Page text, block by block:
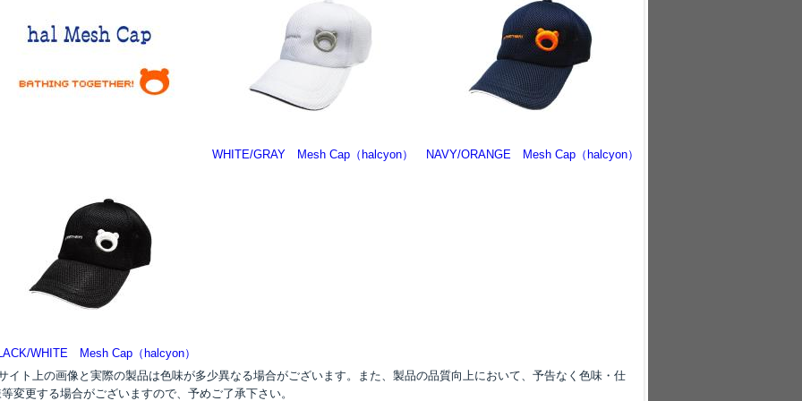
WHITE/GRAY Mesh Cap（halcyon） NAVY/ORANGE Mesh Cap（halcyon）
WHITE Mesh Cap（halcyon）
イト上の画像と実際の製品は色味が多少異なる場合がございます。また、製品の品質向上において、予告なく色味・仕
変更する場合がございますので、予めご了承下さい。